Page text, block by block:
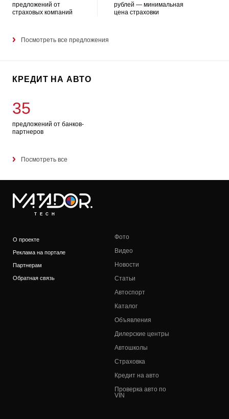
предложений от
страховых компаний
рублей — минимальная
цена страховки
Посмотреть все предложения
КРЕДИТ НА АВТО
35
предложений от банков-
партнеров
Посмотреть все
TECH
О проекте
Реклама на портале
Партнерам
Обратная связь
Фото
Видео
Новости
Статьи
Автоспорт
Каталог
Объявления
Дилерские центры
Автошколы
Страховка
Кредит на авто
Проверка авто по
VIN